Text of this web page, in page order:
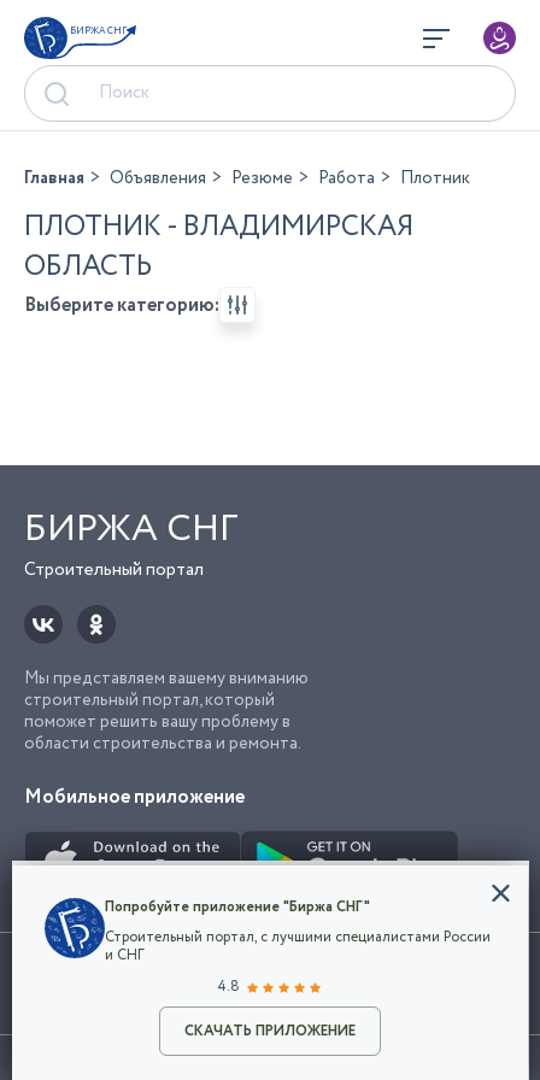
БИРЖА СНГ
Разместить объявление
Главная Объявления Резюме Работа Плотник
ПЛОТНИК - ВЛАДИМИРСКАЯ
ОБЛАСТЬ
Выберите категорию:
БИРЖА СНГ
Строительный портал
Мы представляем вашему вниманию
строительный портал, который
поможет решить вашу проблему в
области строительства и ремонта.
Мобильное приложение
Использование сайта, в том числе подача объявлений, означает
марки представленные на сайте являются собственностью их
©2026Биржа СНГ
Конфиденциальность
Мы используем файлы cookie, чтобы сделать
наш сайт удобным для каждого
Политикой конфиденциальности компании
и принимаете условия использования cookie.
Попробуйте приложение "Биржа СНГ"
Строительный портал, с лучшими специалистами России
и СНГ
4.8
СКАЧАТЬ ПРИЛОЖЕНИЕ